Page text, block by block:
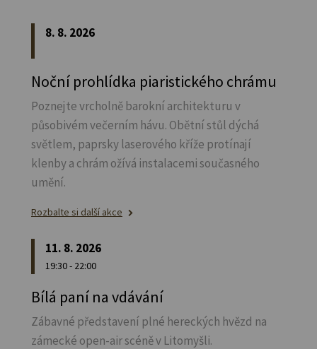
8. 8. 2026
Noční prohlídka piaristického chrámu
Poznejte vrcholně barokní architekturu v
působivém večerním hávu. Obětní stůl dýchá
světlem, paprsky laserového kříže protínají
klenby a chrám ožívá instalacemi současného
umění.
Rozbalte si další akce
11. 8. 2026
19:30 - 22:00
Bílá paní na vdávání
Zábavné představení plné hereckých hvězd na
zámecké open-air scéně v Litomyšli.